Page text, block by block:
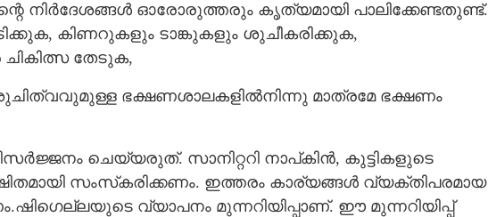
നിർദേശങ്ങൾ ഓരോരുത്തരും കൃത്യമായി പാലിക്കേണ്ടതുണ്ട്.
കുടിക്കുക, കിണറുകളും ടാങ്കുകളും ശുചീകരിക്കുക,
തേടുക,
ഭക്ഷണശാലകളിൽനിന്നു മാത്രമേ ഭക്ഷണം
ചെയ്യരുത്. സാനിറ്ററി നാപ്കിൻ, കുട്ടികളുടെ
സംസ്‌കരിക്കണം. ഇത്തരം കാര്യങ്ങൾ വ്യക്തിപരമായ
വ്യാപനം മുന്നറിയിപ്പാണ്. ഈ മുന്നറിയിപ്പ്